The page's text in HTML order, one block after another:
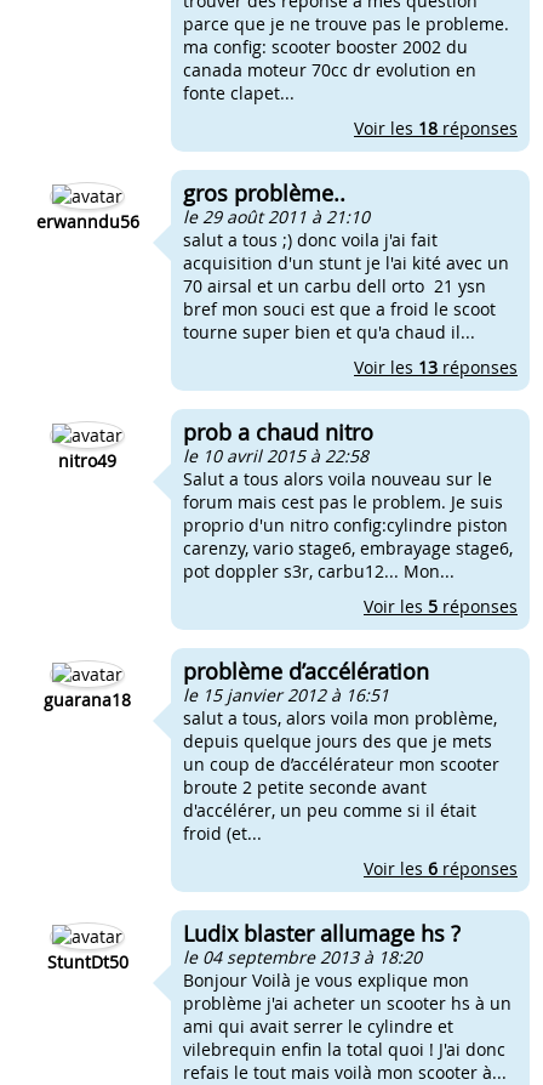
parce que je ne trouve pas le probleme.
ma config: scooter booster 2002 du
canada moteur 70cc dr evolution en
fonte clapet...
Voir les 18 réponses
erwanndu56
gros problème..
le 29 août 2011 à 21:10
salut a tous ;) donc voila j'ai fait
acquisition d'un stunt je l'ai kité avec un
70 airsal et un carbu dell orto 21 ysn
bref mon souci est que a froid le scoot
tourne super bien et qu'a chaud il...
Voir les 13 réponses
nitro49
prob a chaud nitro
le 10 avril 2015 à 22:58
Salut a tous alors voila nouveau sur le
forum mais cest pas le problem. Je suis
proprio d'un nitro config:cylindre piston
carenzy, vario stage6, embrayage stage6,
pot doppler s3r, carbu12... Mon...
Voir les 5 réponses
guarana18
problème d’accélération
le 15 janvier 2012 à 16:51
salut a tous, alors voila mon problème,
depuis quelque jours des que je mets
un coup de d’accélérateur mon scooter
broute 2 petite seconde avant
d'accélérer, un peu comme si il était
froid (et...
Voir les 6 réponses
StuntDt50
Ludix blaster allumage hs ?
le 04 septembre 2013 à 18:20
Bonjour Voilà je vous explique mon
problème j'ai acheter un scooter hs à un
ami qui avait serrer le cylindre et
vilebrequin enfin la total quoi ! J'ai donc
refais le tout mais voilà mon scooter à...